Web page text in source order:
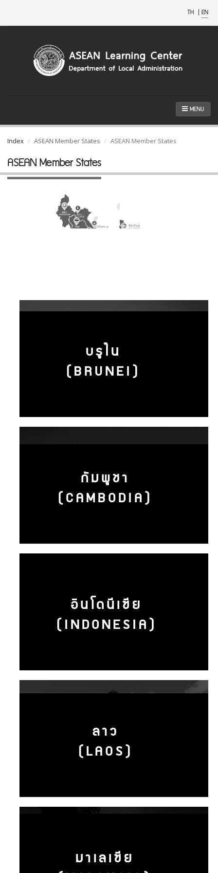
TH | EN
MENU
Index ASEAN Member States ASEAN Member States
ASEAN Member States
บรูไน
(BRUNEI)
กัมพูชา
(CAMBODIA)
อินโดนีเซีย
(INDONESIA)
ลาว
(LAOS)
มาเลเซีย